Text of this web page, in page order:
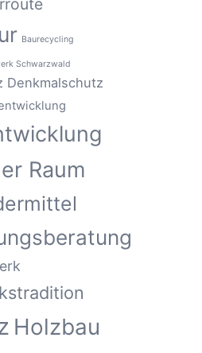
Baurecycling
Schwarzwald
Denkmalschutz
Raum
Holzbau